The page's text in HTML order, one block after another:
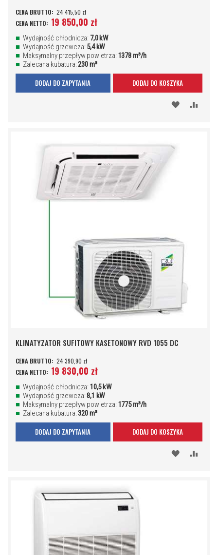
24 415,50 zł
19 850,00 zł
Wydajność chłodnicza: 7,0 kW
Wydajność grzewcza: 5,4 kW
Maksymalny przepływ powietrza: 1378 m³/h
Zalecana kubatura:230 m³
DODAJ DO KOSZYKA
DODAJ DO ZAPYTANIA
DODAJ
KLIMATYZATOR SUFITOWY KASETONOWY RVD 1055 DC
24 390,90 zł
19 830,00 zł
Wydajność chłodnicza: 10,5 kW
Wydajność grzewcza:8,1 kW
Maksymalny przepływ powietrza: 1775 m³/h
Zalecana kubatura:320 m³
DODAJ DO KOSZYKA
DODAJ DO ZAPYTANIA
DODAJ